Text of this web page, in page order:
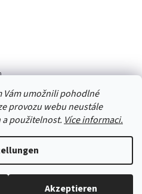
Vám umožnili pohodlné
provozu webu neustále
použitelnost. Více informaci.
Akzeptieren
. Alle Rechte vorbehalten.Cookie-
ändern